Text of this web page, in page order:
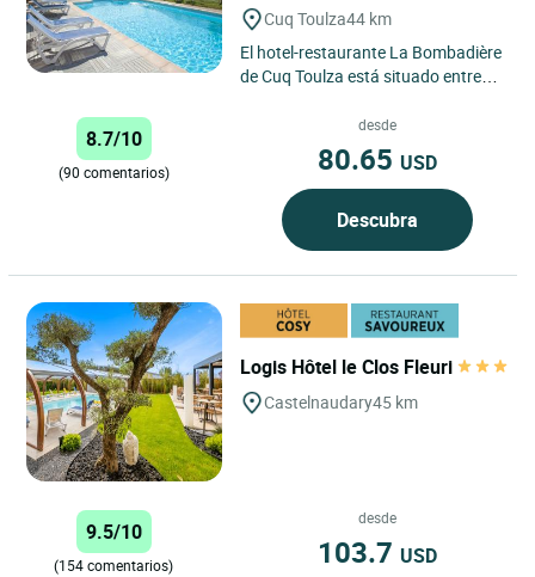
Cuq Toulza44 km
El hotel-restaurante La Bombadière
de Cuq Toulza está situado entre
establecimiento familiar le...
8.7/10
(90 comentarios)
desde
80.65 USD
Descubra
Logis Hôtel le Clos Fleuri
Castelnaudary45 km
9.5/10
(154 comentarios)
desde
103.7 USD